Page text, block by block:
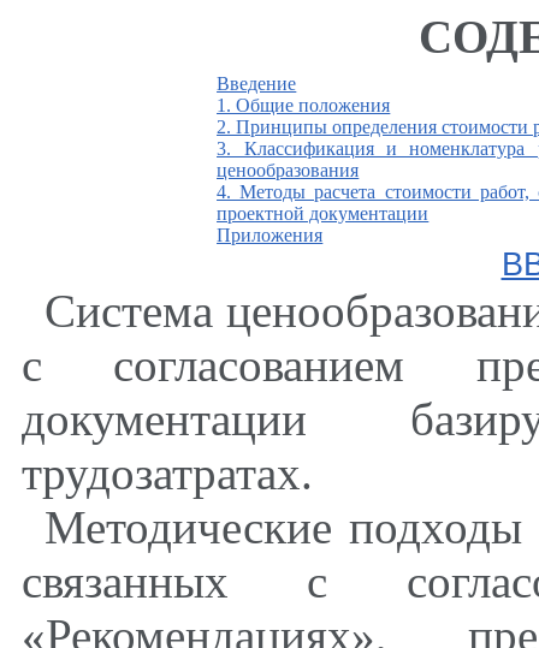
Введение
1. Общие положения
2. Принципы определения стоимости
3. Классификация и
ценообразования
4. Методы расчета стоимости
проектной документации
Приложения
Система
с согласованием
документации
трудозатратах.
Методические подходы
связанных с
«Рекомендациях»,